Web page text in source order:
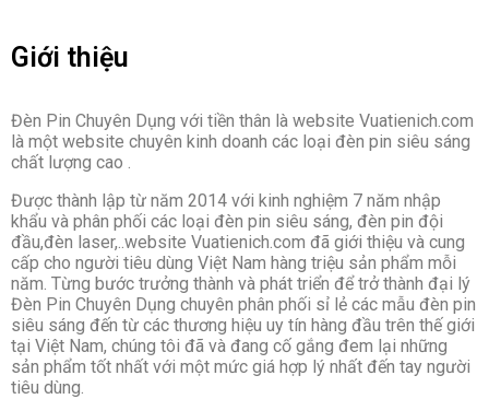
Giới thiệu
Đèn Pin Chuyên Dụng với tiền thân là website Vuatienich.com
là một website chuyên kinh doanh các loại đèn pin siêu sáng
chất lượng cao .
Được thành lập từ năm 2014 với kinh nghiệm 7 năm nhập
khẩu và phân phối các loại đèn pin siêu sáng, đèn pin đội
đầu,đèn laser,..website Vuatienich.com đã giới thiệu và cung
cấp cho người tiêu dùng Việt Nam hàng triệu sản phẩm mỗi
năm. Từng bước trưởng thành và phát triển để trở thành đại lý
Đèn Pin Chuyên Dụng chuyên phân phối sỉ lẻ các mẫu đèn pin
siêu sáng đến từ các thương hiệu uy tín hàng đầu trên thế giới
tại Việt Nam, chúng tôi đã và đang cố gắng đem lại những
sản phẩm tốt nhất với một mức giá hợp lý nhất đến tay người
tiêu dùng.